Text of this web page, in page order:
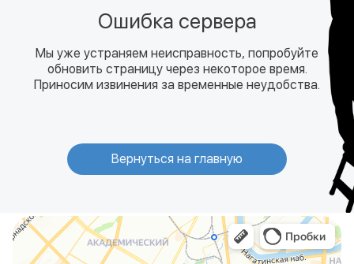
Ошибка сервера
Мы уже устраняем неисправность, попробуйте
обновить страницу через некоторое время.
Приносим извинения за временные неудобства.
Вернуться на главную